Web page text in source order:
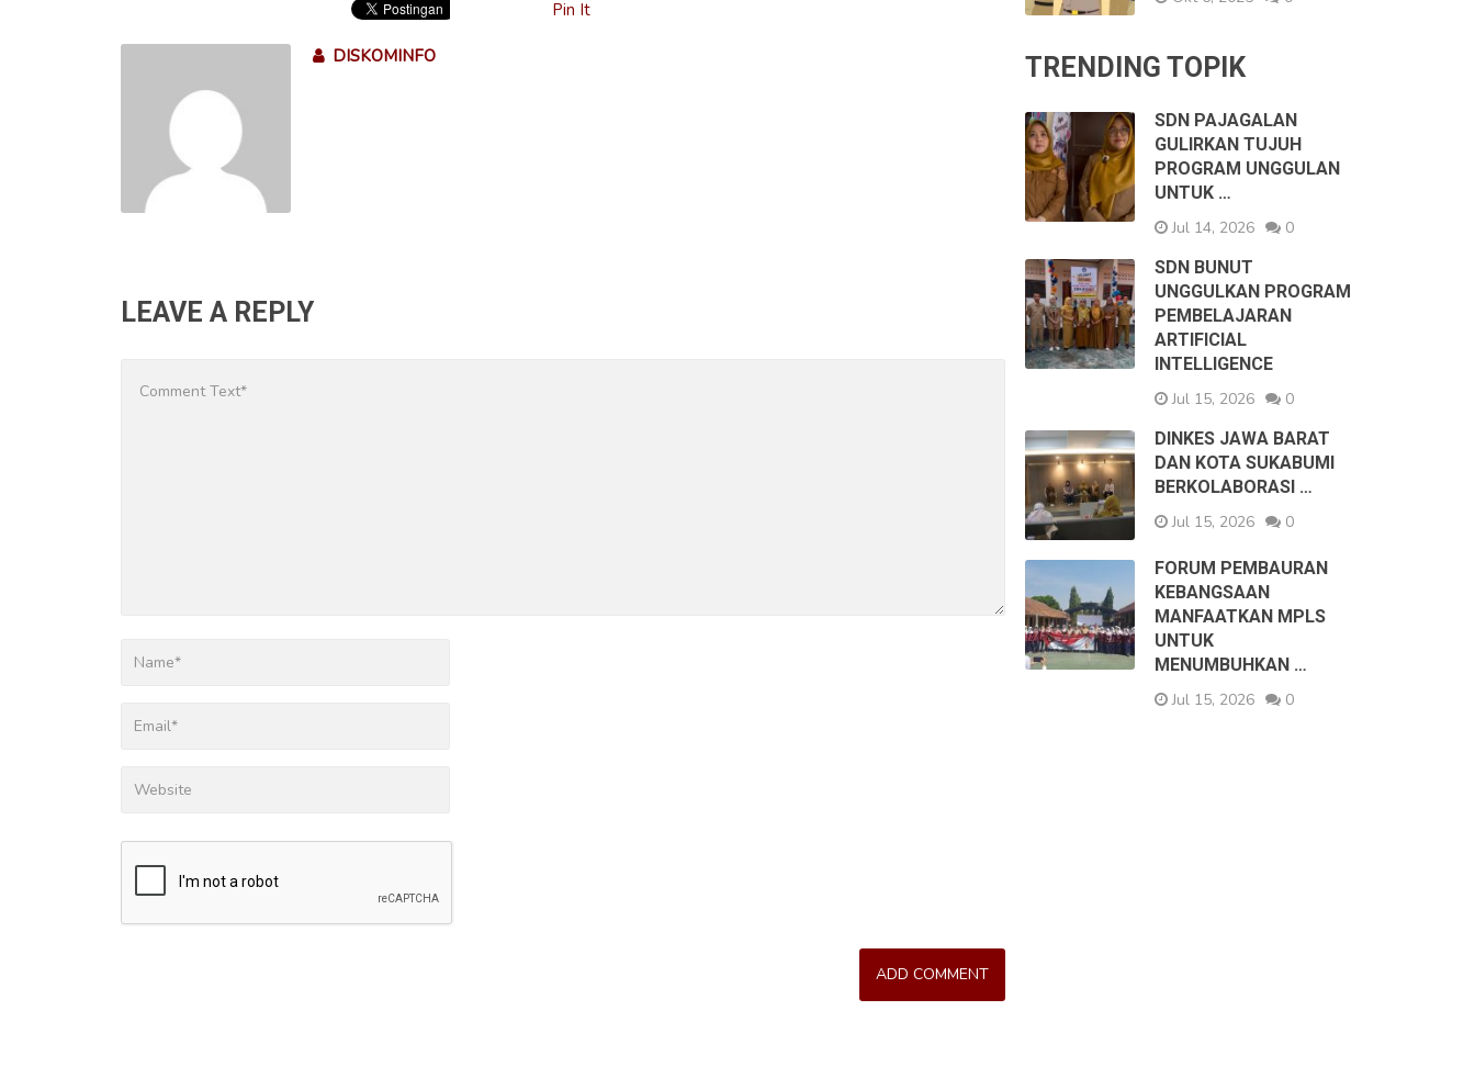
Pin It
DISKOMINFO
LEAVE A REPLY
TRENDING TOPIK
SDN PAJAGALAN
GULIRKAN TUJUH
PROGRAM UNGGULAN
UNTUK …
Jul 14, 2026
0
SDN BUNUT
UNGGULKAN PROGRAM
PEMBELAJARAN
ARTIFICIAL
INTELLIGENCE
Jul 15, 2026
0
DINKES JAWA BARAT
DAN KOTA SUKABUMI
BERKOLABORASI …
Jul 15, 2026
0
FORUM PEMBAURAN
KEBANGSAAN
MANFAATKAN MPLS
UNTUK
MENUMBUHKAN …
Jul 15, 2026
0